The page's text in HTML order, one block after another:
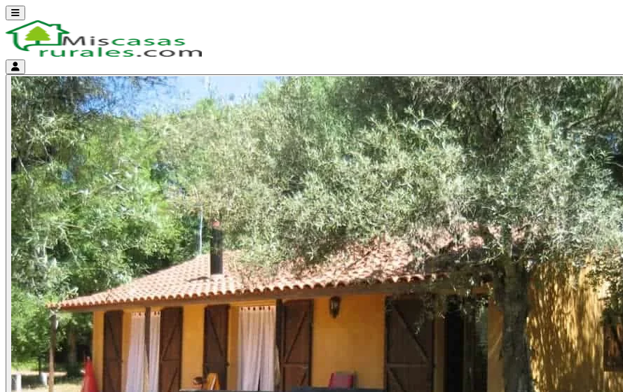
Abrir menú
Menú de cuenta